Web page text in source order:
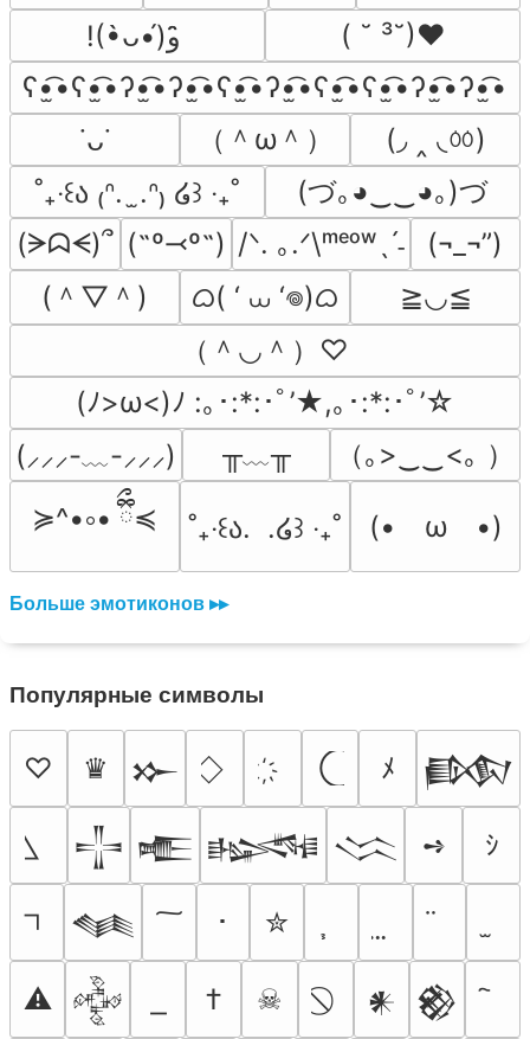
( ˘ ³˘)♥
ʕ•̫͡•ʕ•̫͡•ʔ•̫͡•ʔ•̫͡•ʕ•̫͡•ʔ•̫͡•ʕ•̫͡•ʕ•̫͡•ʔ•̫͡•ʔ•̫͡•
˙ᴗ˙
（＾ω＾）
(◞ ‸ ◟ㆀ)
˚₊‧꒰ა ₍ᐢ.  ̫.ᐢ₎ ໒꒱ ‧₊˚
(づ｡◕‿‿◕｡)づ
(ᗒᗣᗕ)՞ (˶º⤙º˶) /ᐠ. ｡.ᐟ\ᵐᵉᵒʷˎˊ˗
(¬_¬”)
(＾▽＾)
ᜊ( ‘ ⩊ ‘𖦹)ᜊ
≧◡≦
（＾◡＾）♡
(ﾉ>ω<)ﾉ :｡･:*:･ﾟ’★,｡･:*:･ﾟ’☆
(⸝⸝⸝-﹏-⸝⸝⸝)
╥﹏╥
（｡>‿‿<｡ ）
≽^•༚• ྀིྀ≼
˚₊‧꒰ა.  .໒꒱ ‧₊˚ (•　ω　•)
Больше эмотиконов ▸▸
Популярные символы
♡ ♛ 𒁍 ﾒ 𒁃
𒋲 𒍫 𒈙 𒈱 ➺ ｼ
𒈝 ･ ✮
⚠ 𒅒 † ☠ 𒀭 𒆙